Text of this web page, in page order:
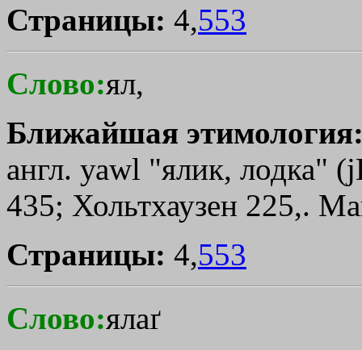
Страницы: 4,553
Слово:ял,
Ближайшая
англ. уаwl "ялик, лодка"
435; Хольтхаузен 225,.
Страницы: 4,553
Слово:ялаґ